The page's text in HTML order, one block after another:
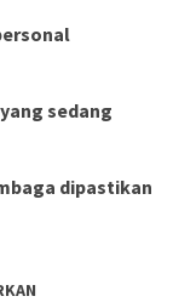
sedang
dipastikan